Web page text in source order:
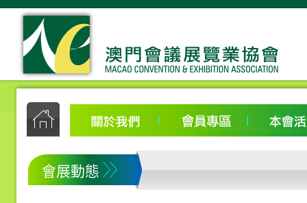
會展動態